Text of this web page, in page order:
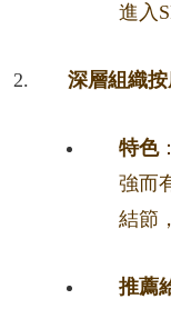
進入
深層組織
特色
強而
結節
推薦